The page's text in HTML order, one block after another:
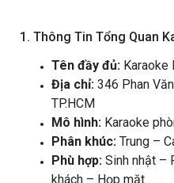
1. Thông Tin Tổng Quan
Tên đầy đủ: Karaoke
Địa chỉ: 346 Phan
TP.HCM
Mô hình: Karaoke
Phân khúc: Trung –
Phù hợp: Sinh nhật –
khách – Họp mặt